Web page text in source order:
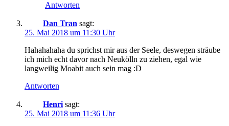
Antworten
Dan Tran sagt:
25. Mai 2018 um 11:30 Uhr
Hahahahaha du sprichst mir aus der Seele, deswegen sträube
ich mich echt davor nach Neukölln zu ziehen, egal wie
langweilig Moabit auch sein mag :D
Antworten
Henri sagt:
25. Mai 2018 um 11:36 Uhr